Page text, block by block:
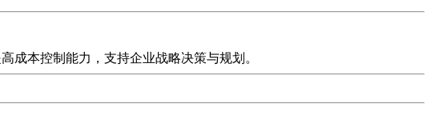
成本控制能力，支持企业战略决策与规划。